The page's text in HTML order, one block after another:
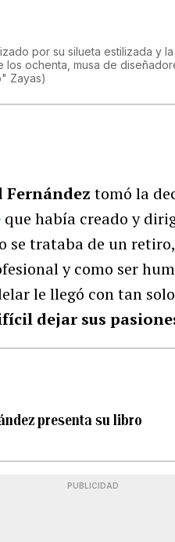
por su silueta estilizada y
ochenta, musa de
Zayas)
Fernándeztomó la
que había creado y
se trataba de un
y como ser
le llegó con tan
dejar sus
presenta su libro
PUBLICIDAD